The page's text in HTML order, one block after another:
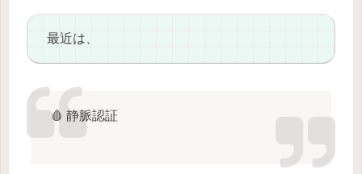
最近は、
🩸 静脈認証